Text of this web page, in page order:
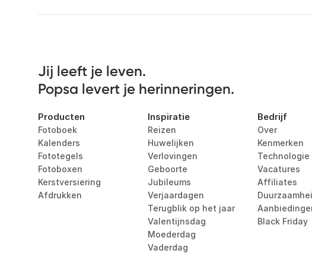
Jij leeft je leven.
Popsa levert je herinneringen.
Producten
Fotoboek
Kalenders
Fototegels
Fotoboxen
Kerstversiering
Afdrukken
Inspiratie
Reizen
Huwelijken
Verlovingen
Geboorte
Jubileums
Verjaardagen
Terugblik op het jaar
Valentijnsdag
Moederdag
Vaderdag
Bedrijf
Over
Kenmerken
Technologie
Vacatures
Affiliates
Black Friday